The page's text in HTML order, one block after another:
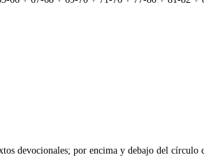
devocionales; por encima y debajo del círculo